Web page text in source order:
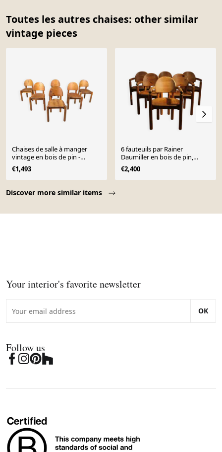
Toutes les autres chaises: other similar
vintage pieces
Discover more similar items
Chaises de salle à manger
vintage en bois de pin -
années 1980 - lot de 6
€1,493
6 fauteuils par Rainer
Daumiller en bois de pin,
Danemark années 1980
€2,400
Your interior's favorite newsletter
OK
Follow us